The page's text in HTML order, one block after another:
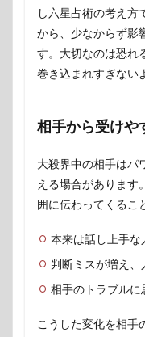
し六星占術の考え方
から、少なからず影
す。大切なのは恐れ
巻き込まれすぎない
相手から受けや
大殺界中の相手はパ
える場合があります
囲に伝わってくるこ
本来は話し上手な
判断ミスが増え
相手のトラブルに
こうした変化を相手